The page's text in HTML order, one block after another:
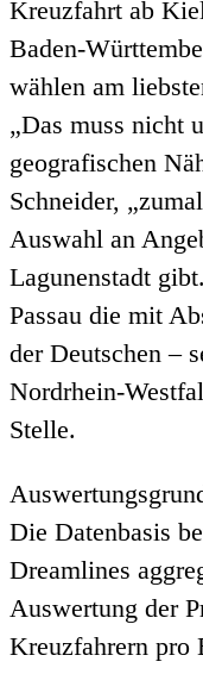
Kreuzfahrt ab
Baden-
wählen am
„Das muss nicht
geografischen
Schneider,
Auswahl an
Lagunenstadt
Passau die mit
der Deutschen –
Nordrhein-
Stelle.
Die Datenbasis
Dreamlines
Auswertung der
Kreuzfahrern pro